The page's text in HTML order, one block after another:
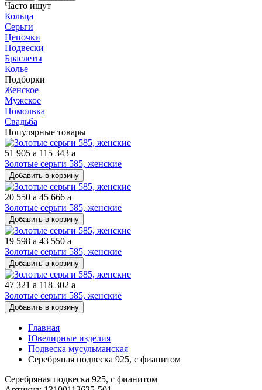
Часто ищут
Кольца
Серьги
Цепочки
Подвески
Браслеты
Колье
Подборки
Женское
Мужское
Помолвка
Свадьба
Популярные товары
51 905 a 115 343 a
Золотые серьги 585, женские
Добавить в корзину
20 550 a 45 666 a
Золотые серьги 585, женские
Добавить в корзину
19 598 a 43 550 a
Золотые серьги 585, женские
Добавить в корзину
47 321 a 118 302 a
Золотые серьги 585, женские
Добавить в корзину
Главная
Ювелирные изделия
Подвеска мусульманская
Серебряная подвеска 925, с фианитом
Серебряная подвеска 925, с фианитом